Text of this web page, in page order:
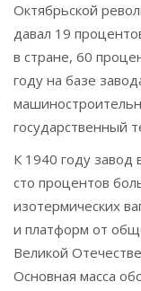
Октябрьской
давал 19
в стране, 60
году на базе
государственный
К 1940 году завод
сто процентов
изотермических
и платформ от
Великой
Основная масса